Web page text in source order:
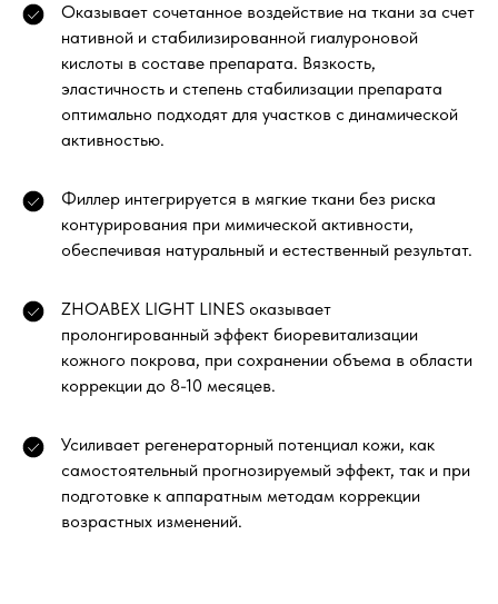
Оказывает сочетанное воздействие на ткани за счет
нативной и стабилизированной гиалуроновой
кислоты в составе препарата. Вязкость,
эластичность и степень стабилизации препарата
оптимально подходят для участков с динамической
активностью.
Филлер интегрируется в мягкие ткани без риска
контурирования при мимической активности,
обеспечивая натуральный и естественный результат.
ZHOABEX LIGHT LINES оказывает
пролонгированный эффект биоревитализации
кожного покрова, при сохранении объема в области
коррекции до 8-10 месяцев.
Усиливает регенераторный потенциал кожи, как
самостоятельный прогнозируемый эффект, так и при
подготовке к аппаратным методам коррекции
возрастных изменений.